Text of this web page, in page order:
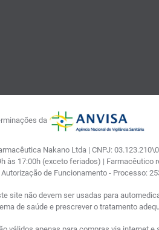
da
Nakano Ltda | CNPJ:
às 17:00h (exceto feriados) | Farmacêutico
Autorização de Funcionamento - Processo:
site não devem ser usadas para
de saúde e prescrever o tratamento